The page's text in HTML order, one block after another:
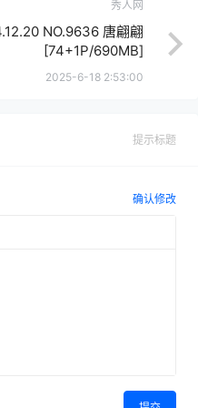
秀人网
NO.9636 唐翩翩
[74+1P/690MB]
2025-6-18 2:53:00
提示标题
确认修改